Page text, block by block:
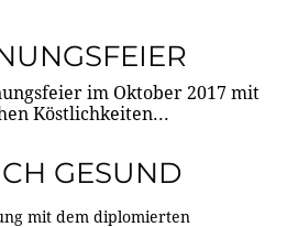
im Oktober 2017 mit
Köstlichkeiten...
GESUND
mit dem diplomierten